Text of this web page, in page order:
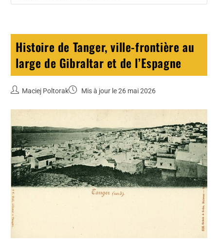
Histoire de Tanger, ville-frontière au
large de Gibraltar et de l’Espagne
Maciej Poltorak Mis à jour le 26 mai 2026